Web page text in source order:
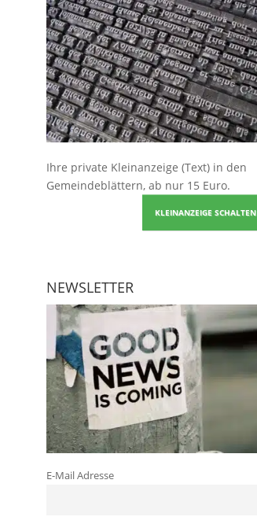
Ihre private Kleinanzeige (Text) in den
Gemeindeblättern, ab nur 15 Euro.
KLEINANZEIGE SCHALTEN
NEWSLETTER
E-Mail Adresse